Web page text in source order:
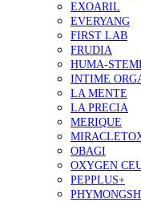
EXOARIL
EVERYANG
FIRST LAB
FRUDIA
HUMA-
INTIME
LA MENTE
LA PRECIA
MERIQUE
OBAGI
OXYGEN
PEPPLUS+